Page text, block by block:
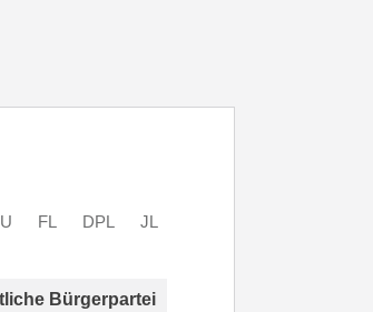
FL DPL JL
Bürgerpartei